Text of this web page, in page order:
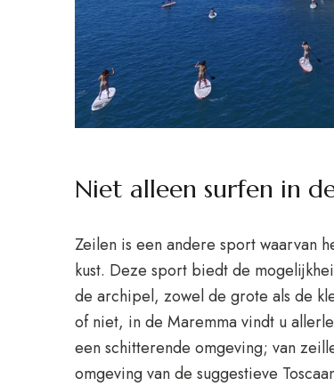
Niet alleen surfen in
Zeilen is een andere sport waarvan
kust. Deze sport biedt de
de archipel, zowel de grote als de
of niet, in de Maremma vindt u
een schitterende omgeving; van
omgeving van de suggestieve